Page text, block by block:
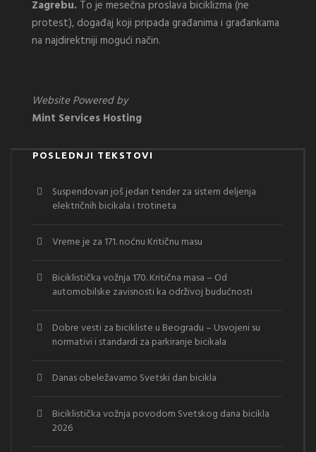
Zagrebu. To je mesečna proslava biciklizma (ne
protest), događaj koji pripada građanima i građankama
na najdirektniji mogući način.
Website Powered by
Mint Services Hosting
POSLEDNJI TEKSTOVI
Suspendovan još jedan tender za sistem deljenja
električnih bicikala i trotineta
Vreme je za 171. noćnu Kritičnu masu
Biciklistička vožnja 170. Kritična masa – Od
automobilske zavisnosti ka održivoj budućnosti
Dobre vesti za bicikliste u Beogradu – Usvojeni su
normativi i standardi za parkiranje bicikala
Danas obeležavamo Svetski dan bicikla
Biciklistička vožnja povodom Svetskog dana bicikla
2026